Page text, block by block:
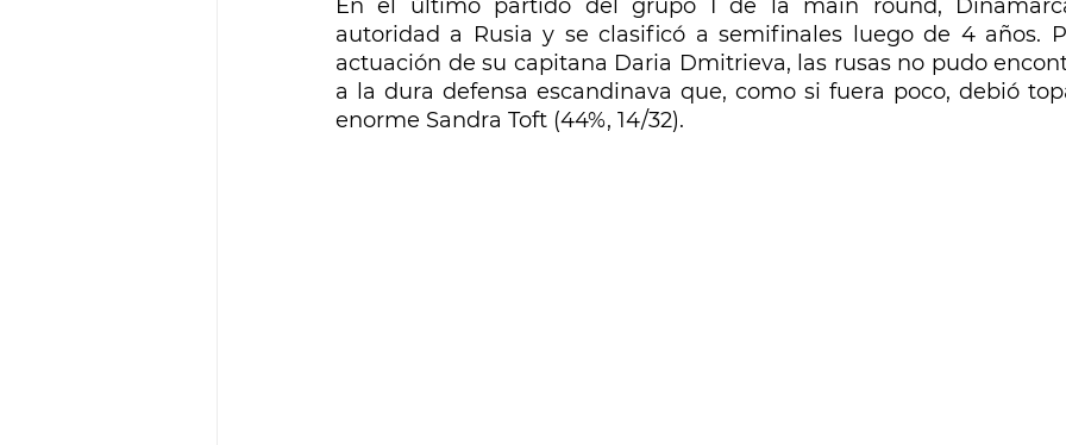
En el último partido del grupo I de la main round,
autoridad a Rusia y se clasificó a semifinales luego de 4 años.
actuación de su capitana Daria Dmitrieva, las rusas no pudo
a la dura defensa escandinava que, como si fuera poco, debió
enorme Sandra Toft (44%, 14/32).